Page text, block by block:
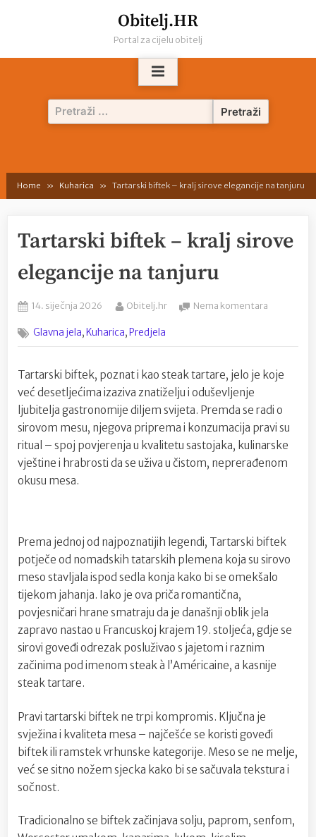
Obitelj.HR
Portal za cijelu obitelj
Pretraži:
Home Kuharica Tartarski biftek – kralj sirove elegancije na tanjuru
Tartarski biftek – kralj sirove
elegancije na tanjuru
Posted
14. siječnja 2026 By
Obitelj.hr Nema komentara
–
sirove
na
tanjuru
Glavna jela,Kuharica,Predjela
Tartarski biftek, poznat i kao steak tartare, jelo je koje
već desetljećima izaziva znatiželju i oduševljenje
ljubitelja gastronomije diljem svijeta. Premda se radi o
sirovom mesu, njegova priprema i konzumacija pravi su
ritual – spoj povjerenja u kvalitetu sastojaka, kulinarske
vještine i hrabrosti da se uživa u čistom, neprerađenom
okusu mesa.
Prema jednoj od najpoznatijih legendi, Tartarski biftek
potječe od nomadskih tatarskih plemena koja su sirovo
meso stavljala ispod sedla konja kako bi se omekšalo
tijekom jahanja. Iako je ova priča romantična,
povjesničari hrane smatraju da je današnji oblik jela
zapravo nastao u Francuskoj krajem 19. stoljeća, gdje se
sirovi goveđi odrezak posluživao s jajetom i raznim
začinima pod imenom steak à l’Américaine, a kasnije
steak tartare.
Pravi tartarski biftek ne trpi kompromis. Ključna je
svježina i kvaliteta mesa – najčešće se koristi goveđi
biftek ili ramstek vrhunske kategorije. Meso se ne melje,
već se sitno nožem sjecka kako bi se sačuvala tekstura i
sočnost.
Tradicionalno se biftek začinjava solju, paprom, senfom,